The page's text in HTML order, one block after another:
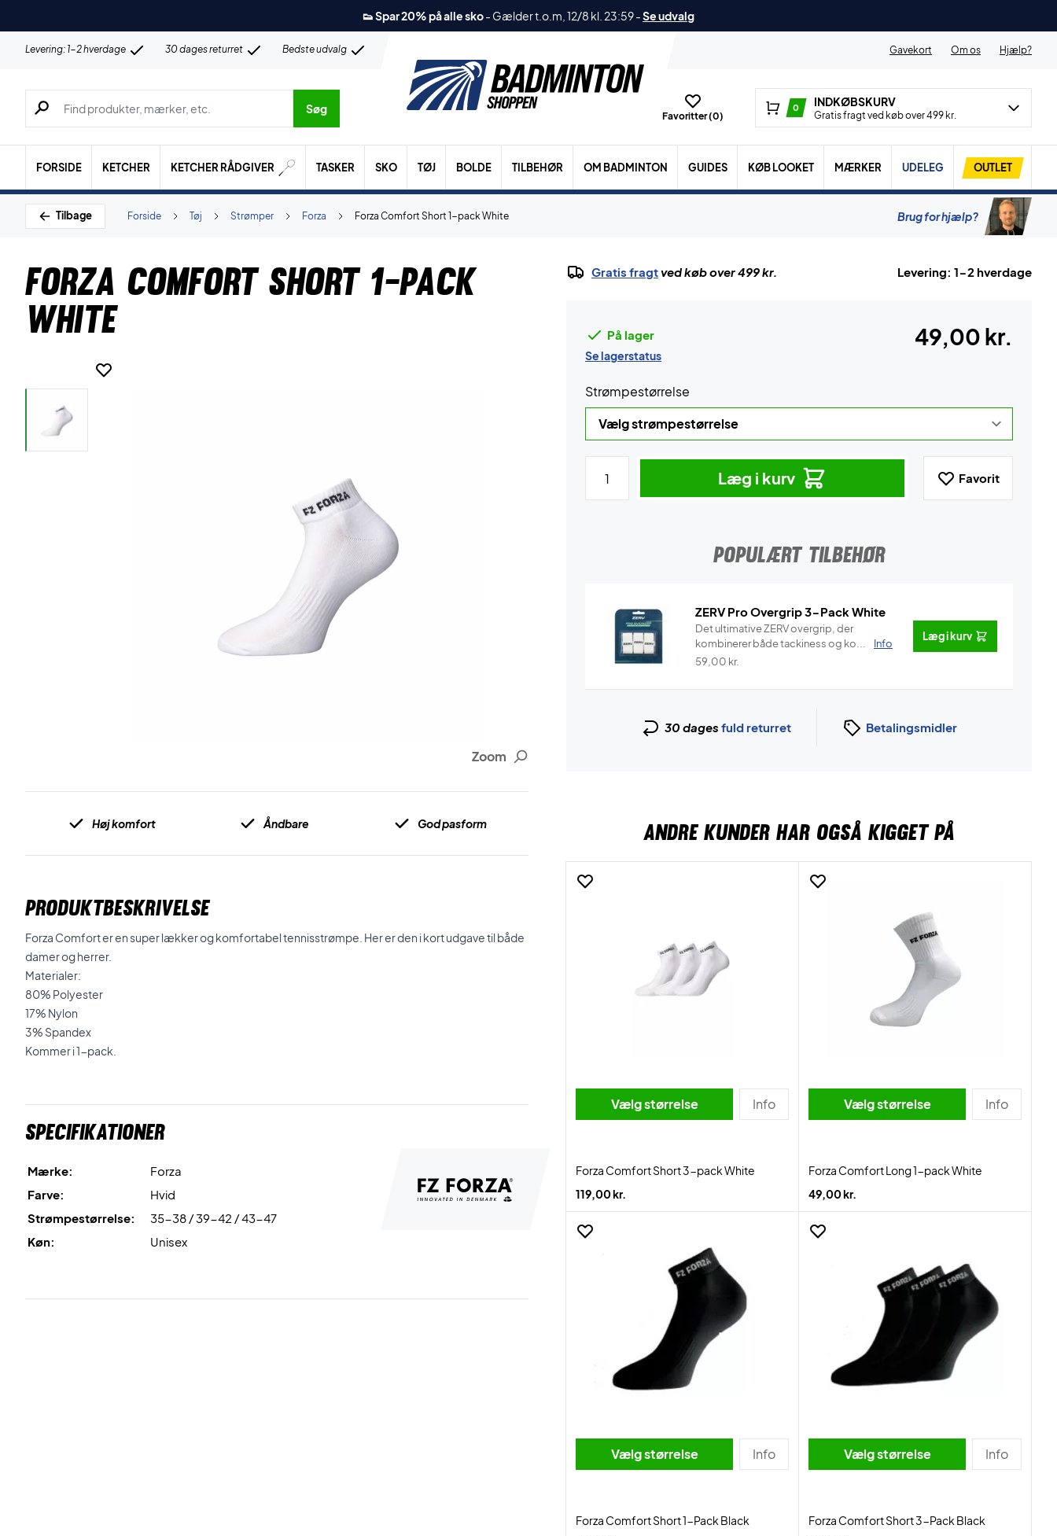
👟 Spar 20% på alle sko- Gælder t.o.m, 12/8 kl. 23:59-Se udvalg
Levering: 1-2 hverdage 30 dages returret Bedste udvalg Gavekort Om os Hjælp?
Søg efter produkter, mærker etc.
Søg
Favoritter (0)
0 INDKØBSKURV
Gratis fragt ved køb over 499 kr.
FORSIDE KETCHER KETCHER RÅDGIVER TASKER SKO TØJ BOLDE TILBEHØR OM BADMINTON GUIDES KØB LOOKET MÆRKER UDELEG OUTLET
Tilbage Forza Comfort Short 1-pack White
Forza
Strømper
Tøj
Forside Brug for hjælp?
Forza Comfort Short 1-pack
White
Zoom
Høj komfort Åndbare God pasform
PRODUKTBESKRIVELSE
Forza Comfort er en super lækker og komfortabel tennisstrømpe. Her er den i kort udgave til både
damer og herrer.
Materialer:
80% Polyester
17% Nylon
3% Spandex
Kommer i 1-pack.
Specifikationer
Mærke:
Forza
Farve:
Hvid
Strømpestørrelse:
35-38 / 39-42 / 43-47
Køn:
Unisex
Gratis fragtved køb over 499 kr. Levering: 1-2 hverdage
På lager
Se lagerstatus
49,00 kr.
Strømpestørrelse
Læg i kurv Favorit
POPULÆRT TILBEHØR
ZERV Pro Overgrip 3-Pack White
Det ultimative ZERV overgrip, der
kombinerer både tackiness og ko...
Info
59,00 kr.
Læg i kurv
30 dages fuld returret Betalingsmidler
ANDRE KUNDER HAR OGSÅ KIGGET PÅ
Vælg størrelse Info
Forza Comfort Short 3-pack White
119,00 kr.
Vælg størrelse Info
Forza Comfort Long 1-pack White
49,00 kr.
Vælg størrelse Info
Forza Comfort Short 1-Pack Black
Vælg størrelse Info
Forza Comfort Short 3-Pack Black